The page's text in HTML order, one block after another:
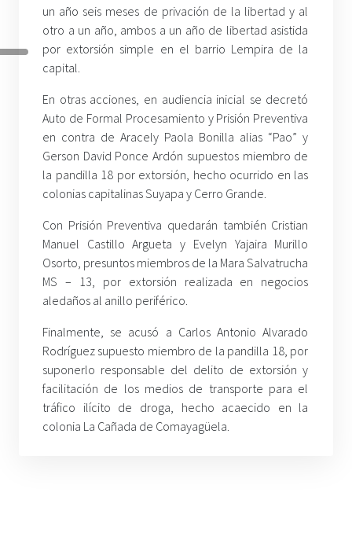
un año seis meses de privación de la libertad y al
otro a un año, ambos a un año de libertad asistida
por extorsión simple en el barrio Lempira de la
capital.
En otras acciones, en audiencia inicial se decretó
Auto de Formal Procesamiento y Prisión Preventiva
en contra de Aracely Paola Bonilla alias “Pao” y
Gerson David Ponce Ardón supuestos miembro de
la pandilla 18 por extorsión, hecho ocurrido en las
colonias capitalinas Suyapa y Cerro Grande.
Con Prisión Preventiva quedarán también Cristian
Manuel Castillo Argueta y Evelyn Yajaira Murillo
Osorto, presuntos miembros de la Mara Salvatrucha
MS – 13, por extorsión realizada en negocios
aledaños al anillo periférico.
Finalmente, se acusó a Carlos Antonio Alvarado
Rodríguez supuesto miembro de la pandilla 18, por
suponerlo responsable del delito de extorsión y
facilitación de los medios de transporte para el
tráfico ilícito de droga, hecho acaecido en la
colonia La Cañada de Comayagüela.